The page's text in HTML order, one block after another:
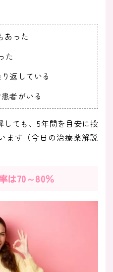
あった
た
返している
者がいる
ても、5年間を目安に投
ます（今日の治療薬解説
は70～80％